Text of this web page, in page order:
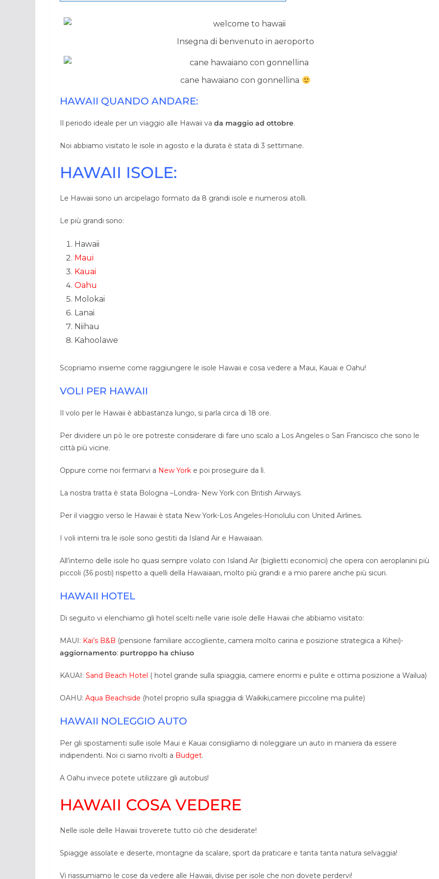
Insegna di benvenuto in aeroporto
cane hawaiano con gonnellina
HAWAII QUANDO ANDARE:
Il periodo ideale per un viaggio alle Hawaii va da maggio ad ottobre.
Noi abbiamo visitato le isole in agosto e la durata è stata di 3 settimane.
HAWAII ISOLE:
Le Hawaii sono un arcipelago formato da 8 grandi isole e numerosi atolli.
Le più grandi sono:
Hawaii
Maui
Kauai
Oahu
Molokai
Lanai
Niihau
Kahoolawe
Scopriamo insieme come raggiungere le isole Hawaii e cosa vedere a Maui, Kauai e Oahu!
VOLI PER HAWAII
Il volo per le Hawaii è abbastanza lungo, si parla circa di 18 ore.
Per dividere un pò le ore potreste considerare di fare uno scalo a Los Angeles o San Francisco che sono le
città più vicine.
Oppure come noi fermarvi a New York e poi proseguire da lì.
La nostra tratta è stata Bologna –Londra- New York con British Airways.
Per il viaggio verso le Hawaii è stata New York-Los Angeles-Honolulu con United Airlines.
I voli interni tra le isole sono gestiti da Island Air e Hawaiaan.
All’interno delle isole ho quasi sempre volato con Island Air (biglietti economici) che opera con aeroplanini più
piccoli (36 posti) rispetto a quelli della Hawaiaan, molto più grandi e a mio parere anche più sicuri.
HAWAII HOTEL
Di seguito vi elenchiamo gli hotel scelti nelle varie isole delle Hawaii che abbiamo visitato:
MAUI: Kai’s B&B (pensione familiare accogliente, camera molto carina e posizione strategica a Kihei)-
aggiornamento: purtroppo ha chiuso
KAUAI: Sand Beach Hotel ( hotel grande sulla spiaggia, camere enormi e pulite e ottima posizione a Wailua)
OAHU: Aqua Beachside (hotel proprio sulla spiaggia di Waikiki,camere piccoline ma pulite)
HAWAII NOLEGGIO AUTO
Per gli spostamenti sulle isole Maui e Kauai consigliamo di noleggiare un auto in maniera da essere
indipendenti. Noi ci siamo rivolti a Budget.
A Oahu invece potete utilizzare gli autobus!
HAWAII COSA VEDERE
Nelle isole delle Hawaii troverete tutto ciò che desiderate!
Spiagge assolate e deserte, montagne da scalare, sport da praticare e tanta tanta natura selvaggia!
Vi riassumiamo le cose da vedere alle Hawaii, divise per isole che non dovete perdervi!